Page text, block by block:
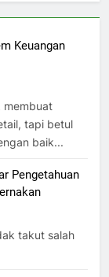
Keuangan
membuat
tapi betul
baik...
Pengetahuan
takut salah